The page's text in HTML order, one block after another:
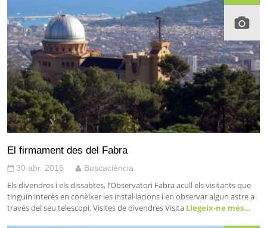
El firmament des del Fabra
30 abr. 2016 Buscaciència
Els divendres i els dissabtes, l’Observatori Fabra acull els visitants que
tinguin interès en conèixer les instal·lacions i en observar algun astre a
través del seu telescopi. Visites de divendres Visita Llegeix-ne més…